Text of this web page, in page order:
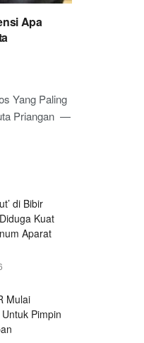
Apa
Yang Paling
Priangan —
di Bibir
Kuat
Aparat
Mulai
Pimpin